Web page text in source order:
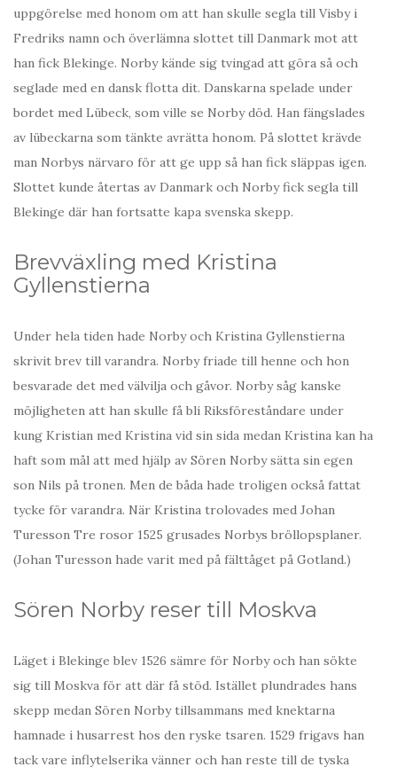
uppgörelse med honom om att han skulle segla till Visby i
Fredriks namn och överlämna slottet till Danmark mot att
han fick Blekinge. Norby kände sig tvingad att göra så och
seglade med en dansk flotta dit. Danskarna spelade under
bordet med Lübeck, som ville se Norby död. Han fängslades
av lübeckarna som tänkte avrätta honom. På slottet krävde
man Norbys närvaro för att ge upp så han fick släppas igen.
Slottet kunde återtas av Danmark och Norby fick segla till
Blekinge där han fortsatte kapa svenska skepp.
Brevväxling med Kristina
Gyllenstierna
Under hela tiden hade Norby och Kristina Gyllenstierna
skrivit brev till varandra. Norby friade till henne och hon
besvarade det med välvilja och gåvor. Norby såg kanske
möjligheten att han skulle få bli Riksföreståndare under
kung Kristian med Kristina vid sin sida medan Kristina kan ha
haft som mål att med hjälp av Sören Norby sätta sin egen
son Nils på tronen. Men de båda hade troligen också fattat
tycke för varandra. När Kristina trolovades med Johan
Turesson Tre rosor 1525 grusades Norbys bröllopsplaner.
(Johan Turesson hade varit med på fälttåget på Gotland.)
Sören Norby reser till Moskva
Läget i Blekinge blev 1526 sämre för Norby och han sökte
sig till Moskva för att där få stöd. Istället plundrades hans
skepp medan Sören Norby tillsammans med knektarna
hamnade i husarrest hos den ryske tsaren. 1529 frigavs han
tack vare inflytelserika vänner och han reste till de tyska